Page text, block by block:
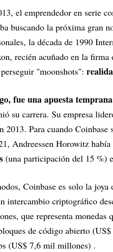
el emprendedor en serie
buscando la próxima gran
la década de 1990
recién acuñado en la
"moonshots":
fue una apuesta
su carrera. Su empresa
2013. Para cuando
Andreessen Horowitz
(una participación del 15 %)
Coinbase es solo la
intercambio criptográfico
que representa monedas
de código abierto
(US$ 7,6 mil millones) .